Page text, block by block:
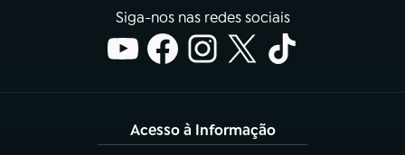
Siga-nos nas redes sociais
Acesso à Informação